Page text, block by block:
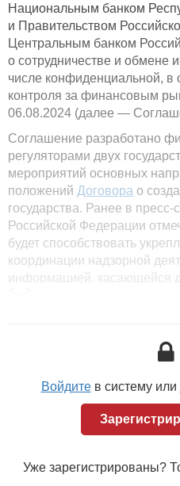
Национальным банком
и Правительством
Центральным банком
о сотрудничестве и обмене
числе конфиденциальной, в
контроля за финансовым
06.08.2024 (далее —
Соглашение разработано
регуляторами двух
мероприятий основных
положений Договора о
государства. Ранее в
Российской Федерации
будет способствовать
координации надзорной
информацией, касающейся
Соглашение комплексно
Национальным банком
Министерством финансов
Центральным банком
осуществлении надзора и
финансовых рынков, в том
Войдитев систему или
Уже зарегистрированы?